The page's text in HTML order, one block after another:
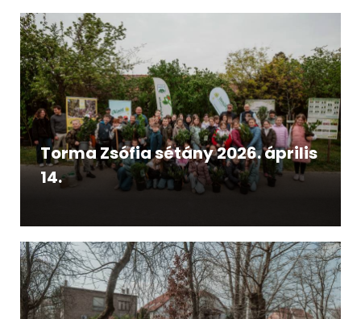
Torma Zsófia sétány 2026. április
14.